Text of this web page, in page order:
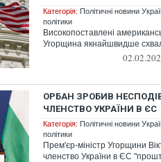
Категорія: Політичні новини
політики
Високопоставлені
Угорщина якнайшвидше
ОРБАН ЗРОБИВ
ЧЛЕНСТВО УКРАЇНИ В ЄС
Категорія: Політичні новини
політики
Прем'єр-міністр Угорщини
членство України в ЄС